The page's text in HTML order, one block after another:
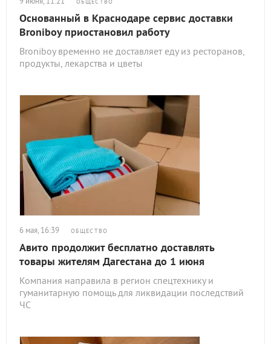
Основанный в Краснодаре сервис доставки
Broniboy приостановил работу
Broniboy временно не доставляет еду из ресторанов,
продукты, лекарства и цветы
6 мая, 16:39 ОБЩЕСТВО
Авито продолжит бесплатно доставлять
товары жителям Дагестана до 1 июня
Компания направила в регион спецтехнику и
гуманитарную помощь для ликвидации последствий
ЧС